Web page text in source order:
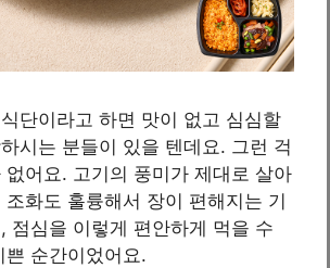
단이라고 하면 맛이 없고 심심할
시는 분들이 있을 텐데요. 그런 걱
없어요. 고기의 풍미가 제대로 살아
화도 훌륭해서 장이 편해지는 기
점심을 이렇게 편안하게 먹을 수
순간이었어요.